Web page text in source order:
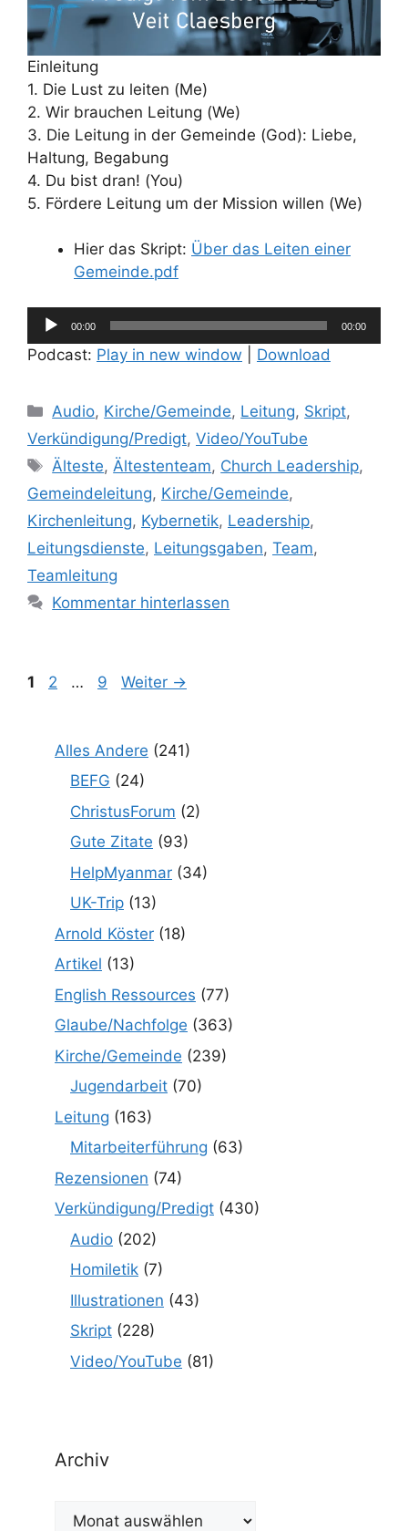
Einleitung
1. Die Lust zu leiten (Me)
2. Wir brauchen Leitung (We)
3. Die Leitung in der Gemeinde (God): Liebe,
Haltung, Begabung
4. Du bist dran! (You)
5. Fördere Leitung um der Mission willen (We)
Hier das Skript: Über das Leiten einer
Gemeinde.pdf
Audio-
Player
00:00 00:00
Podcast: Play in new window Download
Kategorien
Audio, Kirche/Gemeinde, Leitung, Skript,
Verkündigung/Predigt, Video/YouTube
Schlagwörter
Älteste, Ältestenteam, Church Leadership,
Gemeindeleitung, Kirche/Gemeinde,
Kirchenleitung, Kybernetik, Leadership,
Leitungsdienste, Leitungsgaben, Team,
Teamleitung
Kommentar hinterlassen
Seite
1 Seite
2 … Seite
9 Weiter →
Alles Andere (241)
BEFG (24)
ChristusForum (2)
Gute Zitate (93)
HelpMyanmar (34)
UK-Trip (13)
Arnold Köster (18)
Artikel (13)
English Ressources (77)
Glaube/Nachfolge (363)
Kirche/Gemeinde (239)
Jugendarbeit (70)
Leitung (163)
Mitarbeiterführung (63)
Rezensionen (74)
Verkündigung/Predigt (430)
Audio (202)
Homiletik (7)
Illustrationen (43)
Skript (228)
Video/YouTube (81)
Archiv
Archiv